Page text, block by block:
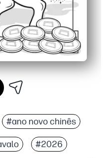
#ano novo chinês
#2026